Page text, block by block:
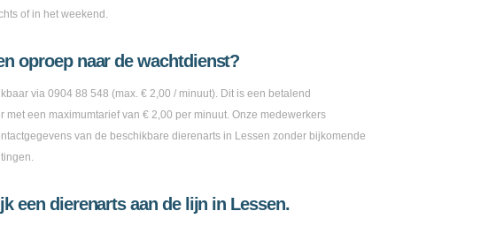
of in het weekend.
oproep naar de wachtdienst?
via 0904 88 548 (max. € 2,00 / minuut). Dit is een betalend
met een maximumtarief van € 2,00 per minuut. Onze medewerkers
van de beschikbare dierenarts in Lessen zonder bijkomende
een dierenarts aan de lijn in Lessen.